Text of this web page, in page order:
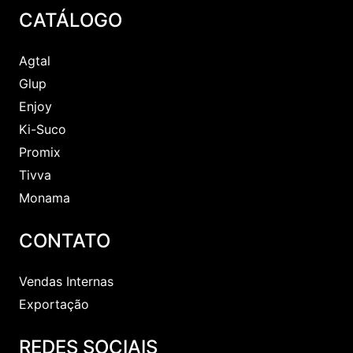
BAIXAR TODAS
CATÁLOGO
Agtal
Glup
Enjoy
Ki-Suco
Promix
Tivva
Monama
CONTATO
Vendas Internas
Exportação
REDES SOCIAIS